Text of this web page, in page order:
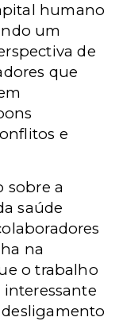
humano
um
de
que
e
sobre a
saúde
na
o trabalho
interessante